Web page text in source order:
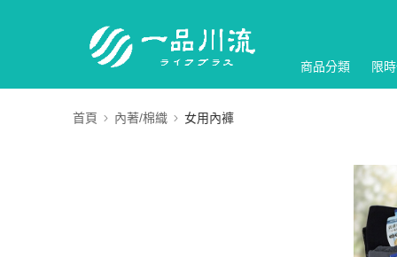
商品分類 限
首頁 內著/棉織 女用內褲